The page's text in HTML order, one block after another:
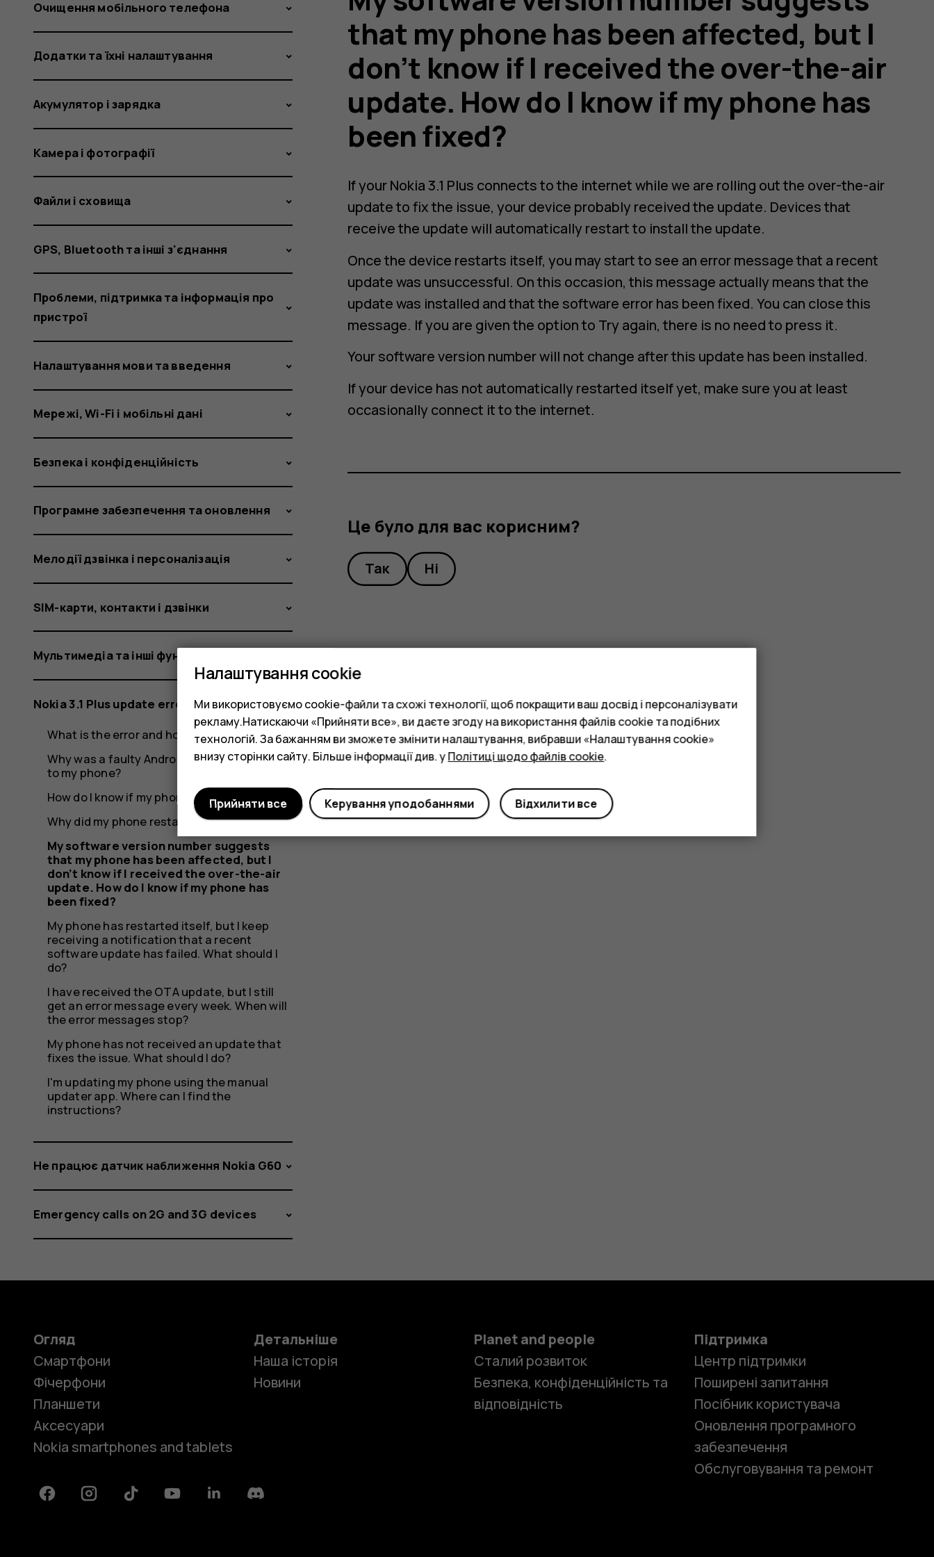
suggests
that
my
phone
has
been
affected,
but
don’t
know
received
the
over-
the-
air
update.
How
Очищення мобільного телефона
Додатки та їхні налаштування
Акумулятор і зарядка
Камера і фотографії
Файли і сховища
GPS, Bluetooth та інші з'єднання
Проблеми, підтримка та інформація про
пристрої
Налаштування мови та введення
Мережі, Wi-Fi і мобільні дані
Безпека і конфіденційність
Програмне забезпечення та оновлення
Мелодії дзвінка і персоналізація
SIM-карти, контакти і дзвінки
Мультимедіа та інші функції
Nokia 3.1 Plus update error
What is the error and how did it occur?
Why was a faulty Android update rolled out
to my phone?
How do I know if my phone was affected?
Why did my phone restart itself?
My software version number suggests
that my phone has been affected, but I
don’t know if I received the over-the-air
update. How do I know if my phone has
been fixed?
My phone has restarted itself, but I keep
receiving a notification that a recent
software update has failed. What should I
do?
I have received the OTA update, but I still
get an error message every week. When will
the error messages stop?
My phone has not received an update that
fixes the issue. What should I do?
I'm updating my phone using the manual
updater app. Where can I find the
instructions?
Не працює датчик наближення Nokia G60
Emergency calls on 2G and 3G devices
that my phone has been affected, but I
don’t know if I received the over-the-air
update. How do I know if my phone has
been fixed?
If your Nokia 3.1 Plus connects to the internet while we are rolling out the over-the-air
update to fix the issue, your device probably received the update. Devices that
receive the update will automatically restart to install the update.
Once the device restarts itself, you may start to see an error message that a recent
update was unsuccessful. On this occasion, this message actually means that the
update was installed and that the software error has been fixed. You can close this
message. If you are given the option to Try again, there is no need to press it.
Your software version number will not change after this update has been installed.
If your device has not automatically restarted itself yet, make sure you at least
occasionally connect it to the internet.
Це було для вас корисним?
Так Ні
Огляд
Смартфони
Фічерфони
Планшети
Аксесуари
Nokia smartphones and tablets
Детальніше
Наша історія
Новини
Planet and people
Сталий розвиток
Безпека, конфіденційність та
відповідність
Підтримка
Центр підтримки
Поширені запитання
Посібник користувача
Оновлення програмного
забезпечення
Обслуговування та ремонт
FacebookInstagramTiktok YoutubeLinkedinDiscord
Налаштування cookie
Ми використовуємо cookie-файли та схожі технології, щоб покращити ваш досвід і персоналізувати
рекламу.Натискаючи «Прийняти все», ви даєте згоду на використання файлів cookie та подібних
технологій. За бажанням ви зможете змінити налаштування, вибравши «Налаштування cookie»
внизу сторінки сайту. Більше інформації див. уПолітиці щодо файлів cookie.
Відхилити все
Керування уподобаннями
Прийняти все